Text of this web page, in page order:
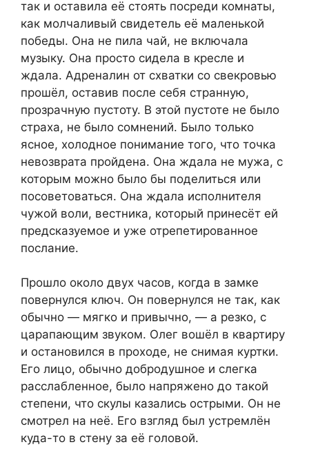
так и оставила её стоять посреди комнаты,
как молчаливый свидетель её маленькой
победы. Она не пила чай, не включала
музыку. Она просто сидела в кресле и
ждала. Адреналин от схватки со свекровью
прошёл, оставив после себя странную,
прозрачную пустоту. В этой пустоте не было
страха, не было сомнений. Было только
ясное, холодное понимание того, что точка
невозврата пройдена. Она ждала не мужа, с
которым можно было бы поделиться или
посоветоваться. Она ждала исполнителя
чужой воли, вестника, который принесёт ей
предсказуемое и уже отрепетированное
послание.
Прошло около двух часов, когда в замке
повернулся ключ. Он повернулся не так, как
обычно — мягко и привычно, — а резко, с
царапающим звуком. Олег вошёл в квартиру
и остановился в проходе, не снимая куртки.
Его лицо, обычно добродушное и слегка
расслабленное, было напряжено до такой
степени, что скулы казались острыми. Он не
смотрел на неё. Его взгляд был устремлён
куда-то в стену за её головой.